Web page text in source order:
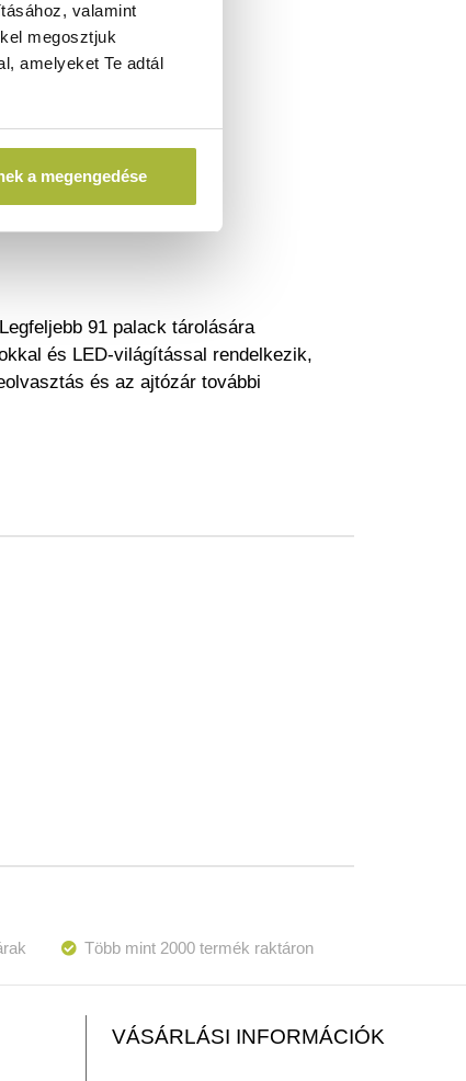
valamint
megosztjuk
amelyeket Te adtál
a megengedése
91 palack tárolására
és LED-világítással rendelkezik,
és az ajtózár további
Több mint 2000 termék raktáron
VÁSÁRLÁSI INFORMÁCIÓK